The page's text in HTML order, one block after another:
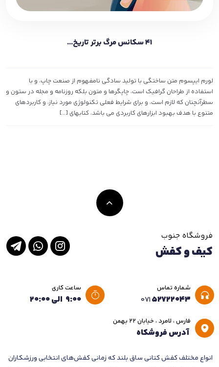
41 سکانس مرگ برتر تاریخ...
لورم ایپسوم متن ساختگی با تولید سادگی نامفهوم از صنعت چاپ، و با
استفاده از طراحان گرافیک است، چاپگرها و متون بلکه روزنامه و مجله در ستون و
سطرآنچنان که لازم است، و برای شرایط فعلی تکنولوژی مورد نیاز، و کاربردهای
متنوع با هدف بهبود ابزارهای کاربردی می باشد، کتابهای […]
فروشگاه جنوب
کیف و کفش
شماره تماس
۰۷۱۵۲۷۲۲۰۴۳
ساعت کاری
۹:۰۰ الی ۲۰:۰۰
فارس ، لامرد ، خیابان ۲۲ بهمن
آدرس فروشکاه
انواع مختلف کفش کتانی ساق بلند که زمانی کفش‌های انتخابی ورزشکاران